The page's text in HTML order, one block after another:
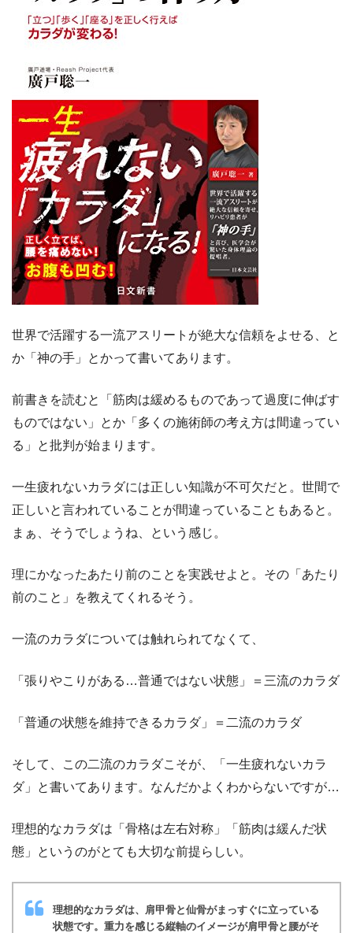
世界で活躍する一流アスリートが絶大な信頼をよせる、と
か「神の手」とかって書いてあります。
前書きを読むと「筋肉は緩めるものであって過度に伸ばす
ものではない」とか「多くの施術師の考え方は間違ってい
る」と批判が始まります。
一生疲れないカラダには正しい知識が不可欠だと。世間で
正しいと言われていることが間違っていることもあると。
まぁ、そうでしょうね、という感じ。
理にかなったあたり前のことを実践せよと。その「あたり
前のこと」を教えてくれるそう。
一流のカラダについては触れられてなくて、
「張りやこりがある…普通ではない状態」＝三流のカラダ
「普通の状態を維持できるカラダ」＝二流のカラダ
そして、この二流のカラダこそが、「一生疲れないカラ
ダ」と書いてあります。なんだかよくわからないですが…
理想的なカラダは「骨格は左右対称」「筋肉は緩んだ状
態」というのがとても大切な前提らしい。
理想的なカラダは、肩甲骨と仙骨がまっすぐに立っている
状態です。重力を感じる縦軸のイメージが肩甲骨と腰がそ